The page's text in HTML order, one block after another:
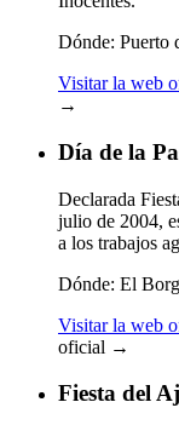
Dónde: Puerto
Visitar la web
→
Día de la
Declarada
julio de 2004,
a los trabajos
Dónde: El
Visitar la web
oficial →
Fiesta del